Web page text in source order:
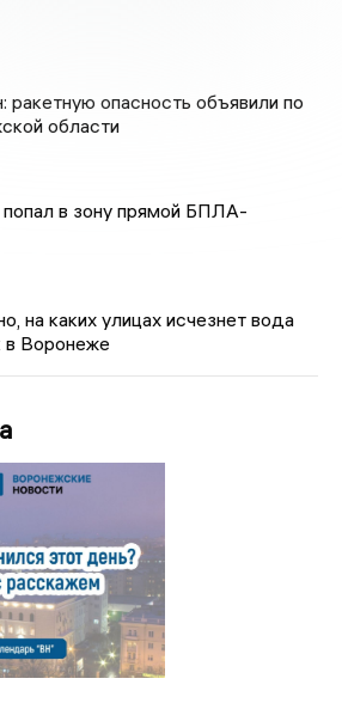
ракетную опасность объявили по
области
в зону прямой БПЛА-
на каких улицах исчезнет вода
в Воронеже